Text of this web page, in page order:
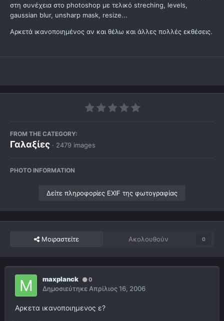
στη συνέχεια στο photoshop με τελικό streching, levels,
gaussian blur, unsharp mask, resize...
Aρκετά ικανοποιημένος αν και θέλω και άλλες πολλές εκθέσεις.
FROM THE CATEGORY:
Γαλαξίες · 2479 images
PHOTO INFORMATION
Δείτε πληροφορίες EXIF της φωτογραφίας
Μοιραστείτε Ακολουθούν 0
maxplanck 0
ΔημοσιεύτηκεΑπρίλιος 16, 2006
Αρκετα ικανοποιημενος ε?